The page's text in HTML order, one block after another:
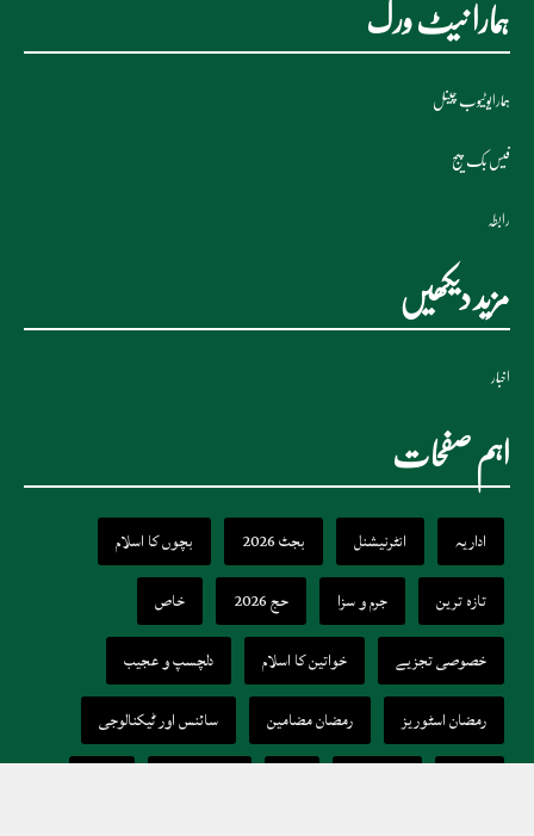
ہمارا نیٹ ورک
ہمارایوٹیوب چینل
فیس بک پیج
رابطہ
مزید دیکھیں
اخبار
اہم صفحات
اداریہ انٹرنیشنل بجٹ 2026
بچوں کا اسلام
تازہ ترین
جرم و سزا حج 2026
خاص
خصوصی تجزیے
خواتین کا اسلام
دلچسپ و عجیب
رمضان اسٹوریز
رمضان مضامین
سائنس اور ٹیکنالوجی